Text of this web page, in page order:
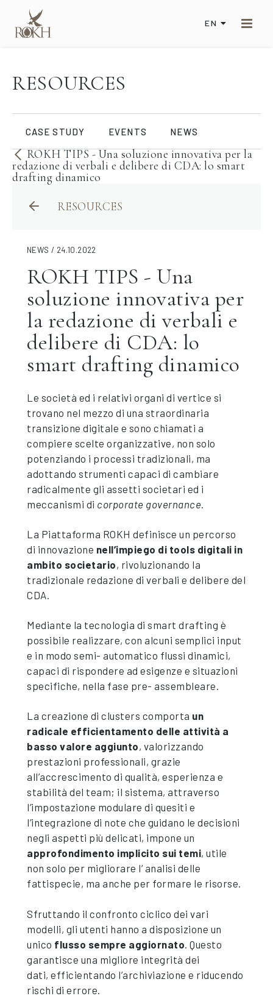
EN
RESOURCES
CASE STUDY EVENTS NEWS
ROKH TIPS - Una soluzione innovativa per la
redazione di verbali e delibere di CDA: lo smart
drafting dinamico
RESOURCES
NEWS / 24.10.2022
ROKH TIPS - Una
soluzione innovativa per
la redazione di verbali e
delibere di CDA: lo
smart drafting dinamico
Le società ed i relativi organi di vertice si
trovano nel mezzo di una straordinaria
transizione digitale e sono chiamati a
compiere scelte organizzative, non solo
potenziando i processi tradizionali, ma
adottando strumenti capaci di cambiare
radicalmente gli assetti societari ed i
meccanismi di corporate governance.
La Piattaforma ROKH definisce un percorso
di innovazione nell’impiego di tools digitali in
ambito societario, rivoluzionando la
tradizionale redazione di verbali e delibere del
CDA.
Mediante la tecnologia di smart drafting è
possibile realizzare, con alcuni semplici input
e in modo semi- automatico flussi dinamici,
capaci di rispondere ad esigenze e situazioni
specifiche, nella fase pre- assembleare.
La creazione di clusters comporta un
radicale efficientamento delle attività a
basso valore aggiunto, valorizzando
prestazioni professionali, grazie
all’accrescimento di qualità, esperienza e
stabilità del team; il sistema, attraverso
l’impostazione modulare di quesiti e
l’integrazione di note che guidano le decisioni
negli aspetti più delicati, impone un
approfondimento implicito sui temi, utile
non solo per migliorare l’ analisi delle
fattispecie, ma anche per formare le risorse.
Sfruttando il confronto ciclico dei vari
modelli, gli utenti hanno a disposizione un
unico flusso sempre aggiornato. Questo
garantisce una migliore integrità dei
dati, efficientando l’archiviazione e riducendo
rischi di errore.